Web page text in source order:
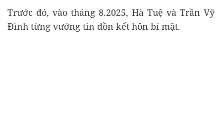
Trước đó, vào tháng 8.2025, Hà Tuệ và Trần Vỹ
Đình từng vướng tin đồn kết hôn bí mật.